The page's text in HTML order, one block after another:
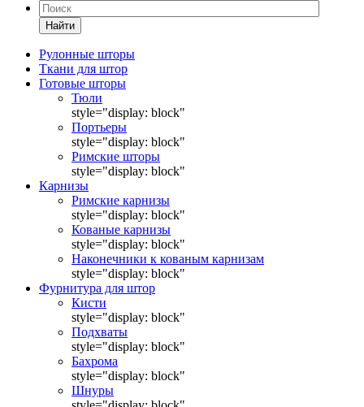
Найти
Рулонные шторы
Ткани для штор
Готовые шторы
Тюли
style="display: block"
Портьеры
style="display: block"
Римские шторы
style="display: block"
Карнизы
Римские карнизы
style="display: block"
Кованые карнизы
style="display: block"
Наконечники к кованым карнизам
style="display: block"
Фурнитура для штор
Кисти
style="display: block"
Подхваты
style="display: block"
Бахрома
style="display: block"
Шнуры